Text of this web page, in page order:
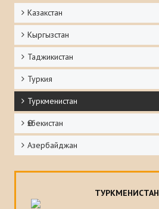
Казакстан
Кыргызстан
Таджикистан
Туркия
Туркменистан
Ѳзбекистан
Азербайджан
ТУРКМЕНИСТАН